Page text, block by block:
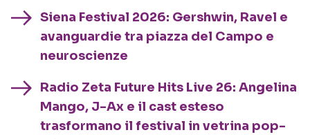
Siena Festival 2026: Gershwin, Ravel e
avanguardie tra piazza del Campo e
neuroscienze
Radio Zeta Future Hits Live 26: Angelina
Mango, J-Ax e il cast esteso
trasformano il festival in vetrina pop-